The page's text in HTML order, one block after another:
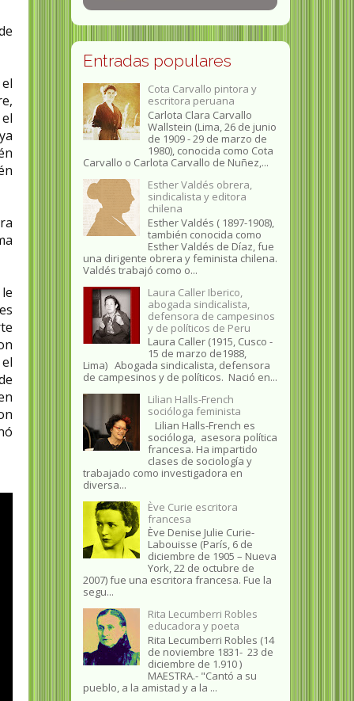
Entradas populares
Cota Carvallo pintora y
escritora peruana
Carlota Clara Carvallo
Wallstein (Lima, 26 de junio
de 1909 - 29 de marzo de
1980), conocida como Cota
Carvallo o Carlota Carvallo de Nuñez,...
Esther Valdés obrera,
sindicalista y editora
chilena
Esther Valdés ( 1897-1908),
también conocida como
Esther Valdés de Díaz, fue
una dirigente obrera y feminista chilena.
Valdés trabajó como o...
Laura Caller Iberico,
abogada sindicalista,
defensora de campesinos
y de políticos de Peru
Laura Caller (1915, Cusco -
15 de marzo de1988,
Lima) Abogada sindicalista, defensora
de campesinos y de políticos. Nació en...
Lilian Halls-French
socióloga feminista
Lilian Halls-French es
socióloga, asesora política
francesa. Ha impartido
clases de sociología y
trabajado como investigadora en
diversa...
Ève Curie escritora
francesa
Ève Denise Julie Curie-
Labouisse (París, 6 de
diciembre de 1905 – Nueva
York, 22 de octubre de
2007) fue una escritora francesa. Fue la
segu...
Rita Lecumberri Robles
educadora y poeta
Rita Lecumberri Robles (14
de noviembre 1831- 23 de
diciembre de 1.910 )
MAESTRA.- "Cantó a su
pueblo, a la amistad y a la ...